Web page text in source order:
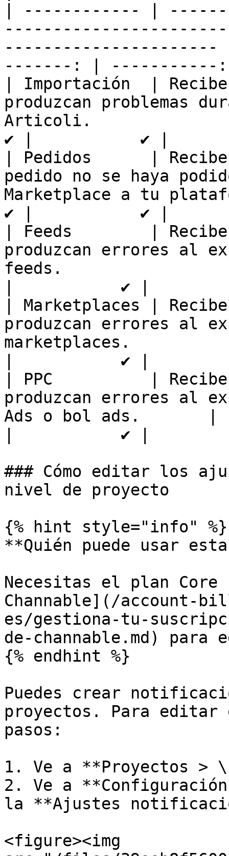
| ------------ |
-------: | -----------
| Importación  |
produzcan problemas
Articoli.
✔️ |           ✔️ |
| Pedidos      |
pedido no se haya
Marketplace a tu
✔️ |           ✔️ |
| Feeds        | Recibe
produzcan errores al
feeds.
|           ✔️ |
| Marketplaces |
produzcan errores al
marketplaces.
|           ✔️ |
| PPC          | Recibe
produzcan errores al
Ads o bol ads.
|           ✔️ |
### Cómo editar los
nivel de proyecto
{% hint style="info" %}
**Quién puede usar
Necesitas el plan
Channable](/account-
es/gestiona-tu-
de-channable.md)
{% endhint %}
Puedes crear
proyectos. Para
pasos:
1. Ve a **Proyectos >
2. Ve a
la **Ajustes
<figure><img